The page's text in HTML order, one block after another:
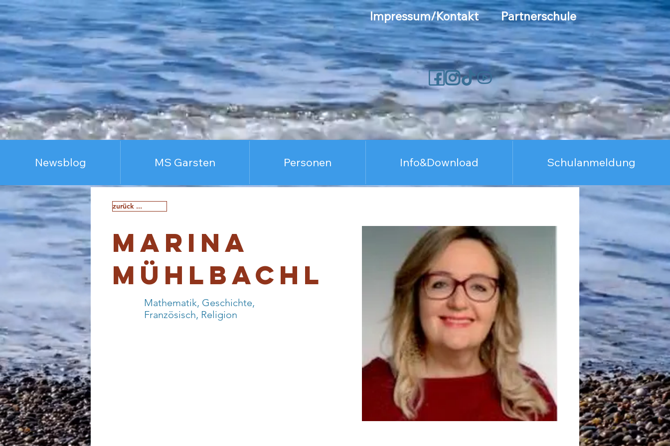
Impressum/Kontakt Partnerschule
Newsblog MS Garsten Personen Info&Download Schulanmeldung
zurück ...
Marina
Mühlbachl
Mathematik, Geschichte,
Französisch, Religion